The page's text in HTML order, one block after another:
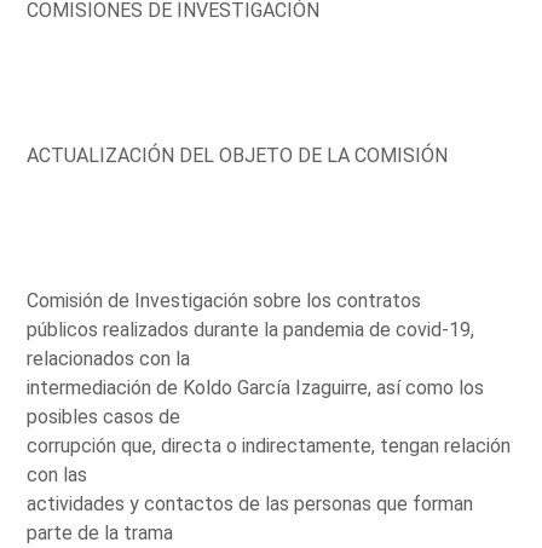
COMISIONES DE INVESTIGACIÓN
ACTUALIZACIÓN DEL OBJETO DE LA COMISIÓN
Comisión de Investigación sobre los contratos
públicos realizados durante la pandemia de covid-19,
relacionados con la
intermediación de Koldo García Izaguirre, así como los
posibles casos de
corrupción que, directa o indirectamente, tengan relación
con las
actividades y contactos de las personas que forman
parte de la trama